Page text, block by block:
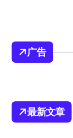
广告
最新文章